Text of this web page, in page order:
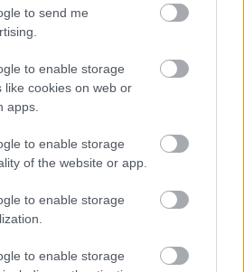
to send me
to enable storage
like cookies on web or
apps.
to enable storage
of the website or app.
to enable storage
to enable storage
επιτρέπει την ενσωμάτωση
συμπεριλαμβανομένων
καιηλεκτρικών κινητήρων.